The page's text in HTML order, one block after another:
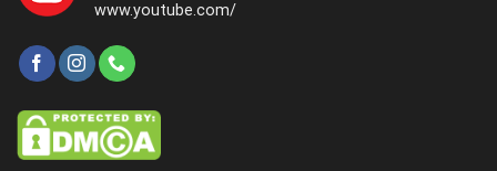
www.youtube.com/